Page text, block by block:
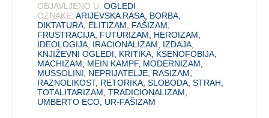
OBJAVLJENO U: OGLEDI
OZNAKE: ARIJEVSKA RASA BORBA
DIKTATURA ELITIZAM FAŠIZAM
FRUSTRACIJA FUTURIZAM HEROIZAM
IDEOLOGIJA IRACIONALIZAM IZDAJA
KNJIŽEVNI OGLEDI
KRITIKA KSENOFOBIJA
MACHIZAM
MEIN KAMPF, MODERNIZAM
MUSSOLINI
NEPRIJATELJE RASIZAM
RAZNOLIKOST, RETORIKA ,SLOBODA ,STRAH
TOTALITARIZAM ,TRADICIONALIZAM
UMBERTO ECO UR-FAŠIZAM